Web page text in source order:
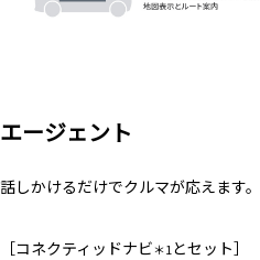
エージェント
話しかけるだけでクルマが応えます。
［コネクティッドナビ＊1 とセット］